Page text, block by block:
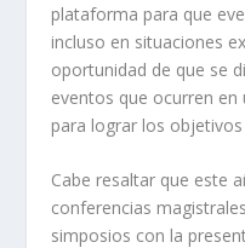
plataforma para que
incluso en situaciones
oportunidad de que se
eventos que ocurren
para lograr los objetivos
Cabe resaltar que este
conferencias
simposios con la